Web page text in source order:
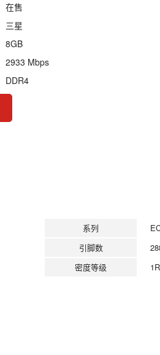
在售
三星
8GB
2933 Mbps
DDR4
系列
引脚数
密度等级